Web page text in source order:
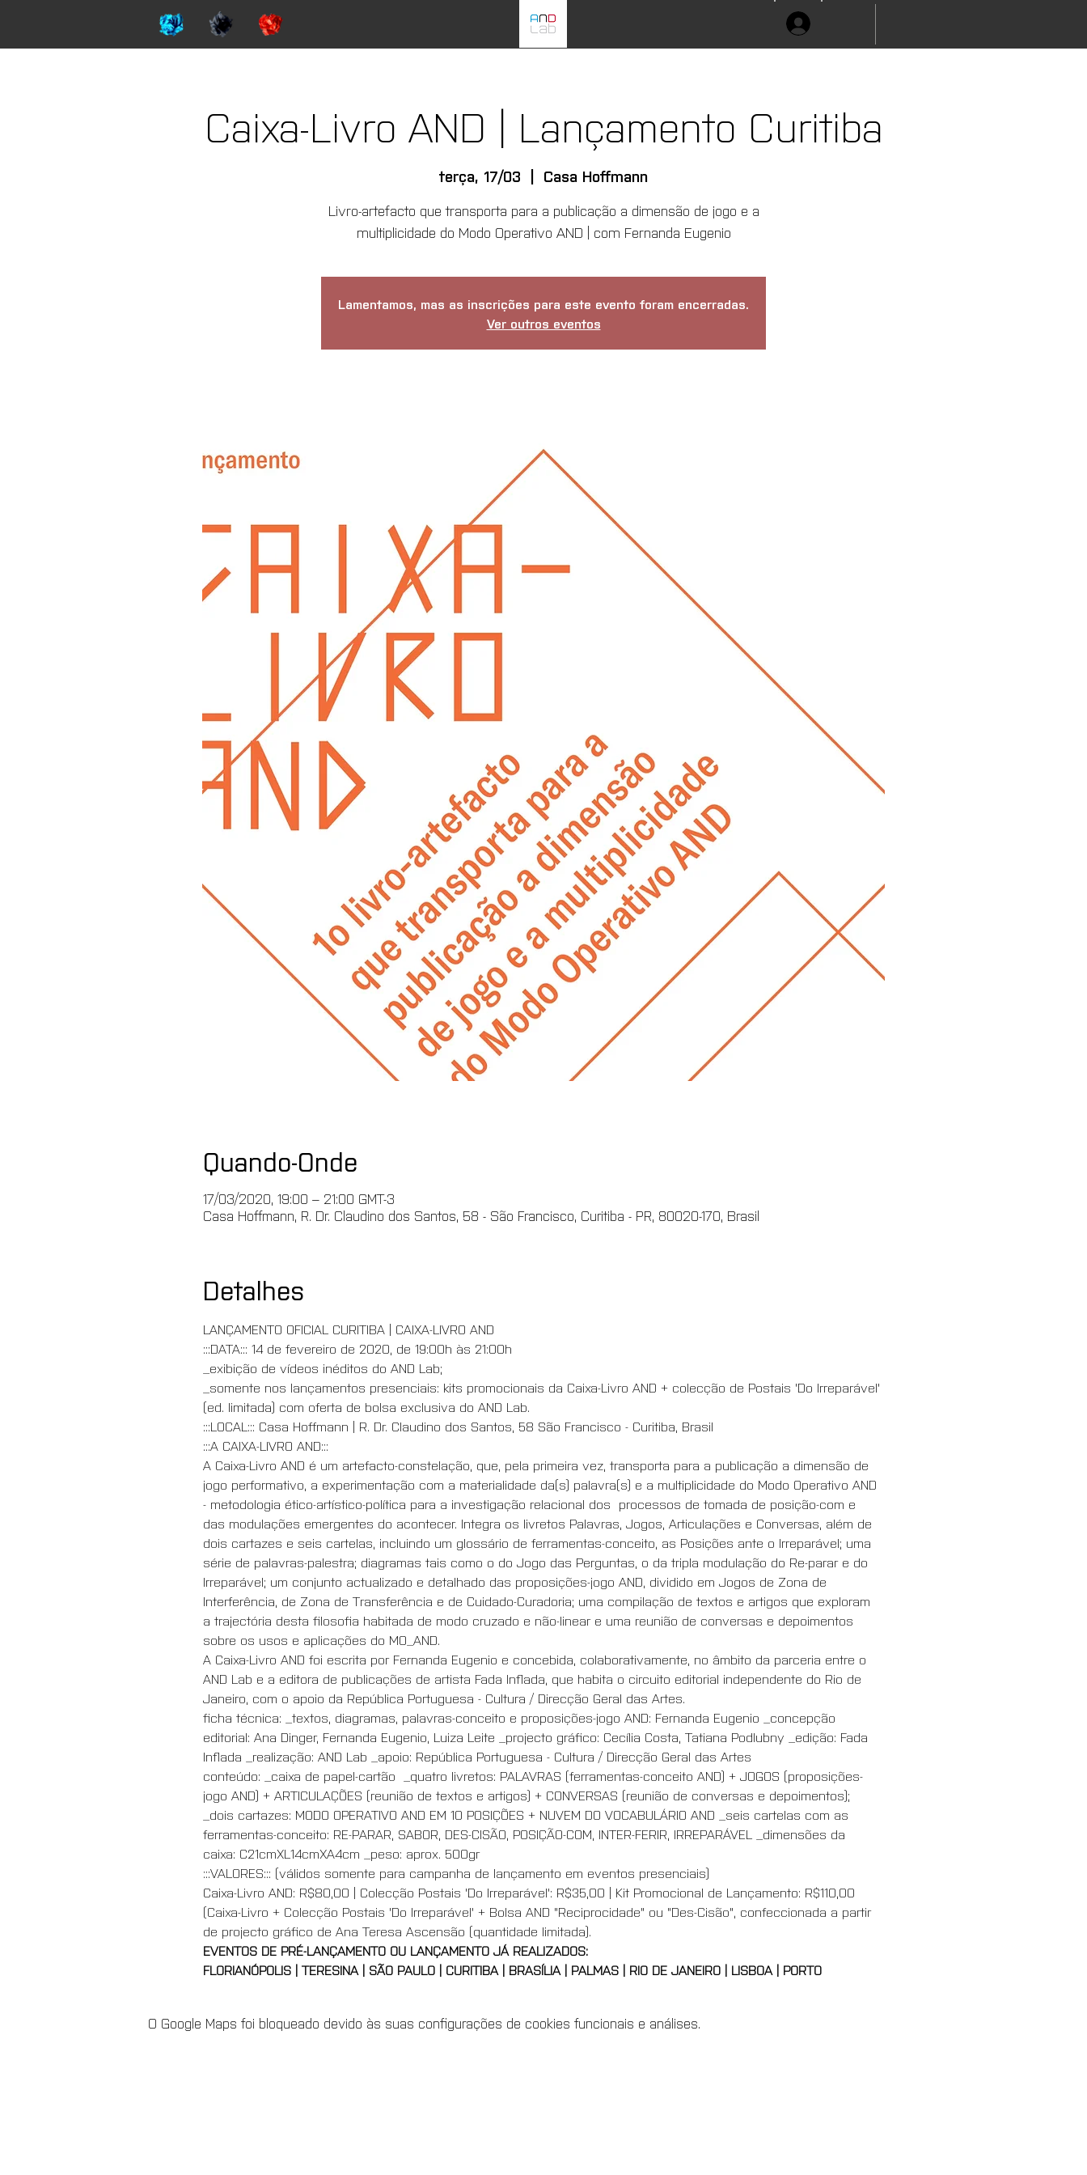
Caixa-Livro AND | Lançamento Curitiba
terça, 17/03
  |
Casa Hoffmann
Livro-artefacto que transporta para a publicação a dimensão de jogo e a
multiplicidade do Modo Operativo AND | com Fernanda Eugenio
Lamentamos, mas as inscrições para este evento foram encerradas.
Ver outros eventos
Quando-Onde
17/03/2020, 19:00 – 21:00 GMT-3
Casa Hoffmann, R. Dr. Claudino dos Santos, 58 - São Francisco, Curitiba - PR, 80020-170, Brasil
Detalhes
LANÇAMENTO OFICIAL CURITIBA | CAIXA-LIVRO AND
:::DATA::: 14 de fevereiro de 2020, de 19:00h às 21:00h
_exibição de vídeos inéditos do AND Lab;
_somente nos lançamentos presenciais: kits promocionais da Caixa-Livro AND + colecção de Postais 'Do Irreparável'
(ed. limitada) com oferta de bolsa exclusiva do AND Lab.
:::LOCAL::: Casa Hoffmann | R. Dr. Claudino dos Santos, 58 São Francisco - Curitiba, Brasil
:::A CAIXA-LIVRO AND:::
A Caixa-Livro AND é um artefacto-constelação, que, pela primeira vez, transporta para a publicação a dimensão de
jogo performativo, a experimentação com a materialidade da(s) palavra(s) e a multiplicidade do Modo Operativo AND
- metodologia ético-artístico-política para a investigação relacional dos  processos de tomada de posição-com e
das modulações emergentes do acontecer. Integra os livretos Palavras, Jogos, Articulações e Conversas, além de
dois cartazes e seis cartelas, incluindo um glossário de ferramentas-conceito, as Posições ante o Irreparável; uma
série de palavras-palestra; diagramas tais como o do Jogo das Perguntas, o da tripla modulação do Re-parar e do
Irreparável; um conjunto actualizado e detalhado das proposições-jogo AND, dividido em Jogos de Zona de
Interferência, de Zona de Transferência e de Cuidado-Curadoria; uma compilação de textos e artigos que exploram
a trajectória desta filosofia habitada de modo cruzado e não-linear e uma reunião de conversas e depoimentos
sobre os usos e aplicações do MO_AND.
A Caixa-Livro AND foi escrita por Fernanda Eugenio e concebida, colaborativamente, no âmbito da parceria entre o
AND Lab e a editora de publicações de artista Fada Inflada, que habita o circuito editorial independente do Rio de
Janeiro, com o apoio da República Portuguesa - Cultura / Direcção Geral das Artes.
ficha técnica: _textos, diagramas, palavras-conceito e proposições-jogo AND: Fernanda Eugenio _concepção
editorial: Ana Dinger, Fernanda Eugenio, Luiza Leite _projecto gráfico: Cecília Costa, Tatiana Podlubny _edição: Fada
Inflada _realização: AND Lab _apoio: República Portuguesa - Cultura / Direcção Geral das Artes
conteúdo: _caixa de papel-cartão  _quatro livretos: PALAVRAS (ferramentas-conceito AND) + JOGOS (proposições-
jogo AND) + ARTICULAÇÕES (reunião de textos e artigos) + CONVERSAS (reunião de conversas e depoimentos);
_dois cartazes: MODO OPERATIVO AND EM 10 POSIÇÕES + NUVEM DO VOCABULÁRIO AND _seis cartelas com as
ferramentas-conceito: RE-PARAR, SABOR, DES-CISÃO, POSIÇÃO-COM, INTER-FERIR, IRREPARÁVEL _dimensões da
caixa: C21cmXL14cmXA4cm _peso: aprox. 500gr
:::VALORES::: (válidos somente para campanha de lançamento em eventos presenciais)
Caixa-Livro AND: R$80,00 | Colecção Postais 'Do Irreparável': R$35,00 | Kit Promocional de Lançamento: R$110,00
(Caixa-Livro + Colecção Postais 'Do Irreparável' + Bolsa AND "Reciprocidade" ou "Des-Cisão", confeccionada a partir
de projecto gráfico de Ana Teresa Ascensão (quantidade limitada).
EVENTOS DE PRÉ-LANÇAMENTO OU LANÇAMENTO JÁ REALIZADOS:
FLORIANÓPOLIS | TERESINA | SÃO PAULO | CURITIBA | BRASÍLIA | PALMAS | RIO DE JANEIRO | LISBOA | PORTO
O Google Maps foi bloqueado devido às suas configurações de cookies funcionais e análises.